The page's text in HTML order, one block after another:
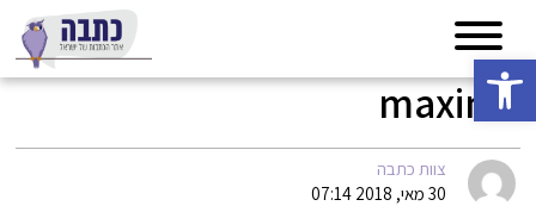
פתח סרגל נגישות
maxim1
צוות כתבה
30 מאי, 2018 07:14